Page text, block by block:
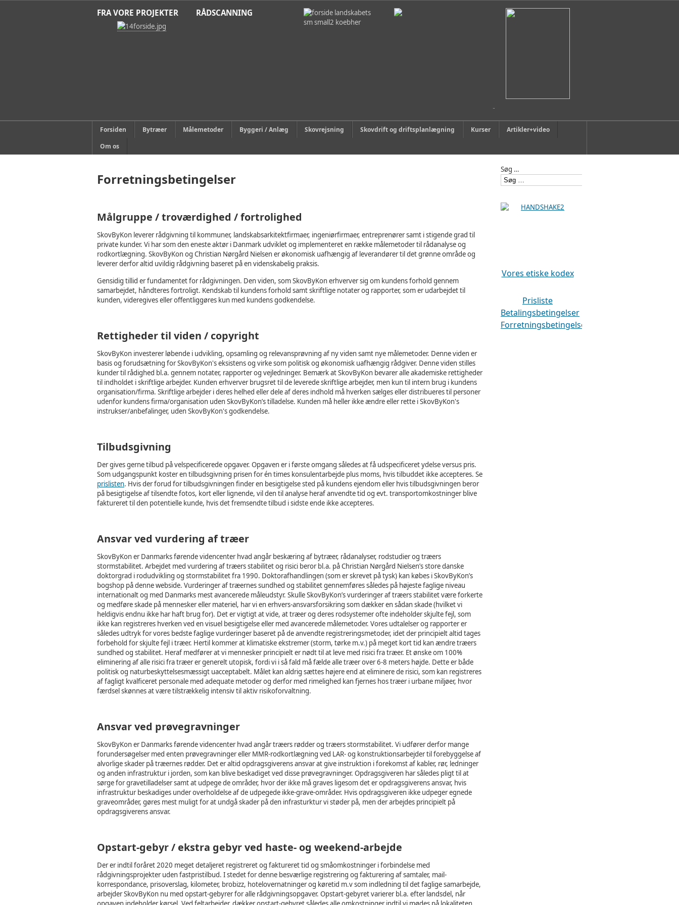
FRA VORE PROJEKTER RÅDSCANNING
Forsiden Bytræer Målemetoder Byggeri / Anlæg Skovrejsning Skovdrift og driftsplanlægning Kurser
Artikler+video
Om os
Forretningsbetingelser
Målgruppe / troværdighed / fortrolighed
SkovByKon leverer rådgivning til kommuner, landskabsarkitektfirmaer, ingeniørfirmaer, entreprenører samt i stigende grad til
private kunder. Vi har som den eneste aktør i Danmark udviklet og implementeret en række målemetoder til rådanalyse og
rodkortlægning. SkovByKon og Christian Nørgård Nielsen er økonomisk uafhængig af leverandører til det grønne område og
leverer derfor altid uvildig rådgivning baseret på en videnskabelig praksis.
Gensidig tillid er fundamentet for rådgivningen. Den viden, som SkovByKon erhverver sig om kundens forhold gennem
samarbejdet, håndteres fortroligt. Kendskab til kundens forhold samt skriftlige notater og rapporter, som er udarbejdet til
kunden, videregives eller offentliggøres kun med kundens godkendelse.
Rettigheder til viden / copyright
SkovByKon investerer løbende i udvikling, opsamling og relevansprøvning af ny viden samt nye målemetoder. Denne viden er
basis og forudsætning for SkovByKon's eksistens og virke som politisk og økonomisk uafhængig rådgiver. Denne viden stilles
kunder til rådighed bl.a. gennem notater, rapporter og vejledninger. Bemærk at SkovByKon bevarer alle akademiske rettigheder
til indholdet i skriftlige arbejder. Kunden erhverver brugsret til de leverede skriftlige arbejder, men kun til intern brug i kundens
organisation/firma. Skriftlige arbejder i deres helhed eller dele af deres indhold må hverken sælges eller distribueres til personer
udenfor kundens firma/organisation uden SkovByKon’s tilladelse. Kunden må heller ikke ændre eller rette i SkovByKon's
instrukser/anbefalinger, uden SkovByKon's godkendelse.
Tilbudsgivning
Der gives gerne tilbud på velspecificerede opgaver. Opgaven er i første omgang således at få udspecificeret ydelse versus pris.
Som udgangspunkt koster en tilbudsgivning prisen for én times konsulentarbejde plus moms, hvis tilbuddet ikke accepteres. Se
prislisten. Hvis der forud for tilbudsgivningen finder en besigtigelse sted på kundens ejendom eller hvis tilbudsgivningen beror
på besigtigelse af tilsendte fotos, kort eller lignende, vil den til analyse heraf anvendte tid og evt. transportomkostninger blive
faktureret til den potentielle kunde, hvis det fremsendte tilbud i sidste ende ikke accepteres.
Ansvar ved vurdering af træer
SkovByKon er Danmarks førende videncenter hvad angår beskæring af bytræer, rådanalyser, rodstudier og træers
stormstabilitet. Arbejdet med vurdering af træers stabilitet og risici beror bl.a. på Christian Nørgård Nielsen’s store danske
doktorgrad i rodudvikling og stormstabilitet fra 1990. Doktorafhandlingen (som er skrevet på tysk) kan købes i SkovByKon’s
bogshop på denne webside. Vurderinger af træernes sundhed og stabilitet gennemføres således på højeste faglige niveau
internationalt og med Danmarks mest avancerede måleudstyr. Skulle SkovByKon’s vurderinger af træers stabilitet være forkerte
og medføre skade på mennesker eller materiel, har vi en erhvers-ansvarsforsikring som dækker en sådan skade (hvilket vi
heldigvis endnu ikke har haft brug for). Det er vigtigt at vide, at træer og deres rodsystemer ofte indeholder skjulte fejl, som
ikke kan registreres hverken ved en visuel besigtigelse eller med avancerede målemetoder. Vores udtalelser og rapporter er
således udtryk for vores bedste faglige vurderinger baseret på de anvendte registreringsmetoder, idet der principielt altid tages
forbehold for skjulte fejl i træer. Hertil kommer at klimatiske ekstremer (storm, tørke m.v.) på meget kort tid kan ændre træers
sundhed og stabilitet. Heraf medfører at vi mennesker principielt er nødt til at leve med risici fra træer. Et ønske om 100%
eliminering af alle risici fra træer er generelt utopisk, fordi vi i så fald må fælde alle træer over 6-8 meters højde. Dette er både
politisk og naturbeskyttelsesmæssigt uacceptabelt. Målet kan aldrig sættes højere end at eliminere de risici, som kan registreres
af fagligt kvalficeret personale med adequate metoder og derfor med rimelighed kan fjernes hos træer i urbane miljøer, hvor
færdsel skønnes at være tilstrækkelig intensiv til aktiv risikoforvaltning.
Ansvar ved prøvegravninger
SkovByKon er Danmarks førende videncenter hvad angår træers rødder og træers stormstabilitet. Vi udfører derfor mange
forundersøgelser med enten prøvegravninger eller MMR-rodkortlægning ved LAR- og konstruktionsarbejder til forebyggelse af
alvorlige skader på træernes rødder. Det er altid opdragsgiverens ansvar at give instruktion i forekomst af kabler, rør, ledninger
og anden infrastruktur i jorden, som kan blive beskadiget ved disse prøvegravninger. Opdragsgiveren har således pligt til at
sørge for gravetilladelser samt at udpege de områder, hvor der ikke må graves ligesom det er opdragsgiverens ansvar, hvis
infrastruktur beskadiges under overholdelse af de udpegede ikke-grave-områder. Hvis opdragsgiveren ikke udpeger egnede
graveområder, gøres mest muligt for at undgå skader på den infrasturktur vi støder på, men der arbejdes principielt på
opdragsgiverens ansvar.
Opstart-gebyr / ekstra gebyr ved haste- og weekend-arbejde
Der er indtil foråret 2020 meget detaljeret registreret og faktureret tid og småomkostninger i forbindelse med
rådgivningsprojekter uden fastpristilbud. I stedet for denne besværlige registrering og fakturering af samtaler, mail-
korrespondance, prisoverslag, kilometer, brobizz, hotelovernatninger og køretid m.v som indledning til det faglige samarbejde,
arbejder SkovByKon nu med opstart-gebyrer for alle rådgivningsopgaver. Opstart-gebyret varierer bl.a. efter landsdel, når
Søg …
Vores etiske kodex
Prisliste
Betalingsbetingelser
Forretningsbetingelser